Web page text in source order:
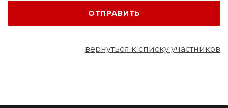
ОТПРАВИТЬ
вернуться к списку участников